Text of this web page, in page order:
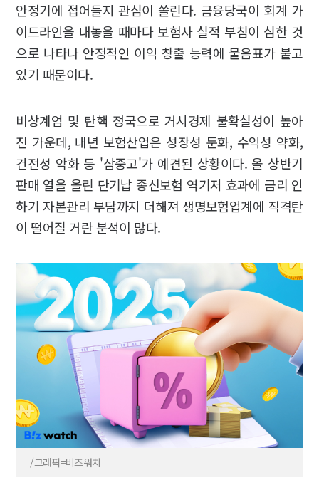
안정기에 접어들지 관심이 쏠린다. 금융당국이 회계 가
이드라인을 내놓을 때마다 보험사 실적 부침이 심한 것
으로 나타나 안정적인 이익 창출 능력에 물음표가 붙고
있기 때문이다.
비상계엄 및 탄핵 정국으로 거시경제 불확실성이 높아
진 가운데, 내년 보험산업은 성장성 둔화, 수익성 약화,
건전성 악화 등 '삼중고'가 예견된 상황이다. 올 상반기
판매 열을 올린 단기납 종신보험 역기저 효과에 금리 인
하기 자본관리 부담까지 더해져 생명보험업계에 직격탄
이 떨어질 거란 분석이 많다.
/그래픽=비즈워치